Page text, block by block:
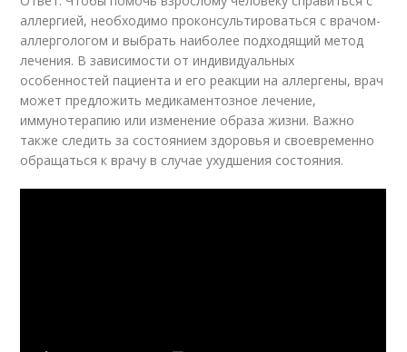
аллергией, необходимо проконсультироваться с врачом-
аллергологом и выбрать наиболее подходящий метод
лечения. В зависимости от индивидуальных
особенностей пациента и его реакции на аллергены, врач
может предложить медикаментозное лечение,
иммунотерапию или изменение образа жизни. Важно
также следить за состоянием здоровья и своевременно
обращаться к врачу в случае ухудшения состояния.